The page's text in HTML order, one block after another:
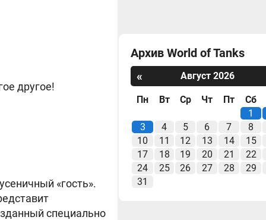
другое!
«гость».
специально
Архив World of Tanks
«
Август 2026
Пн Вт Ср Чт Пт
Сб
1
3
4 5 6 7
8
10
11 12 13 14
15
17
18 19 20 21
22
24
25 26 27 28
29
31